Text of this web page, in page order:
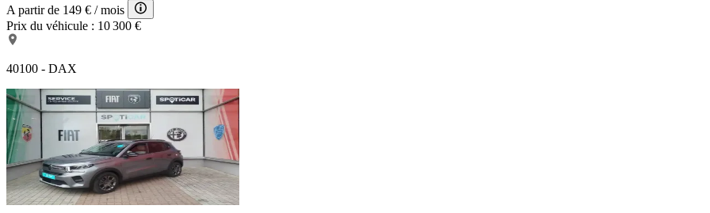
A partir de 149 € / mois
Prix du véhicule : 10 300 €
40100 - DAX